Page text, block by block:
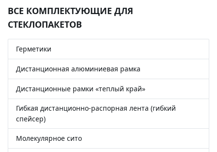
ВСЕ КОМПЛЕКТУЮЩИЕ ДЛЯ
СТЕКЛОПАКЕТОВ
Герметики
Дистанционная алюминиевая рамка
Дистанционные рамки «теплый край»
Гибкая дистанционно-распорная лента (гибкий
спейсер)
Молекулярное сито